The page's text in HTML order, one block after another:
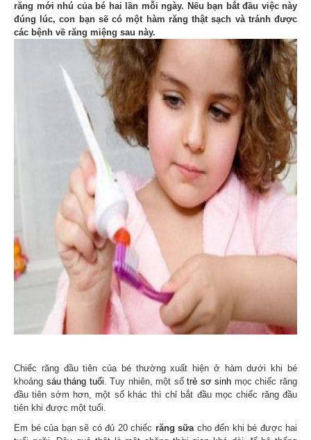
răng mới nhú của bé hai lần mỗi ngày. Nếu bạn bắt đầu việc này
đúng lúc, con bạn sẽ có một hàm răng thật sạch và tránh được
các bệnh về răng miệng sau này.
Chiếc răng đầu tiên của bé thường xuất hiện ở hàm dưới khi bé
khoảng sáu tháng tuổi. Tuy nhiên, một sốtrẻ sơ sinh mọc chiếc răng
đầu tiên sớm hơn, một số khác thì chỉ bắt đầu mọc chiếc răng đầu
tiên khi được một tuổi.
Em bé của bạn sẽ có đủ 20 chiếc răng sữacho đến khi bé được hai